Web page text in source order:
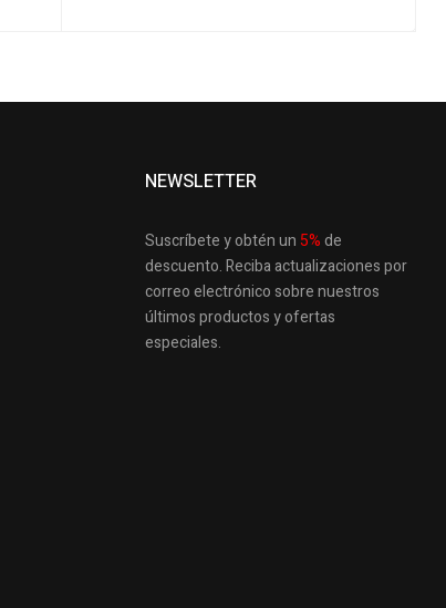
NEWSLETTER
Suscríbete y obtén un 5%de
descuento.Reciba actualizaciones por
correo electrónico sobre nuestros
últimos productosy ofertas
especiales.